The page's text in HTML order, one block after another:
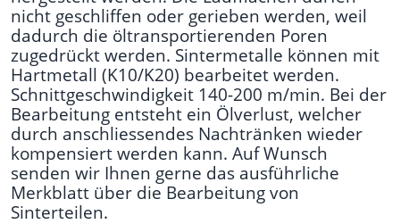
nicht geschliffen oder gerieben werden, weil
dadurch die öltransportierenden Poren
zugedrückt werden. Sintermetalle können mit
Hartmetall (K10/K20) bearbeitet werden.
Schnittgeschwindigkeit 140-200 m/min. Bei der
Bearbeitung entsteht ein Ölverlust, welcher
durch anschliessendes Nachtränken wieder
kompensiert werden kann. Auf Wunsch
senden wir Ihnen gerne das ausführliche
Merkblatt über die Bearbeitung von
Sinterteilen.